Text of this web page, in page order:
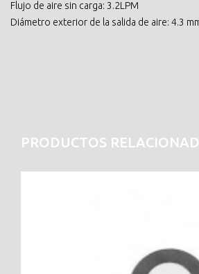
Flujo de aire sin carga: 3.2LPM
Diámetro exterior de la salida de aire: 4.3
PRODUCTOS